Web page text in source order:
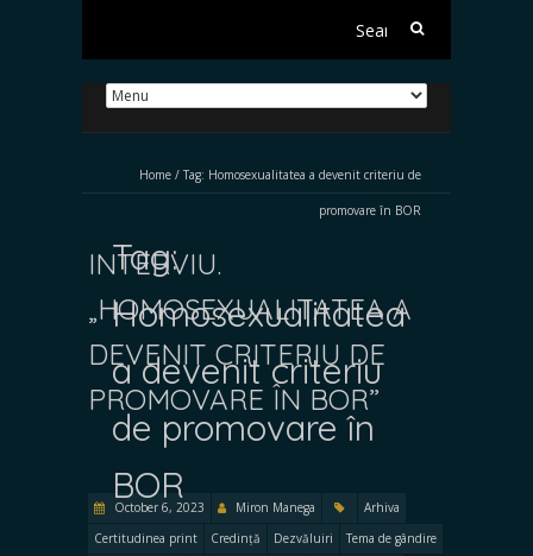
Search
Home / Tag: Homosexualitatea a devenit criteriu de
promovare în BOR
Tag:
Homosexualitatea
a devenit criteriu
de promovare în
BOR
INTERVIU.
„HOMOSEXUALITATEA A
DEVENIT CRITERIU DE
PROMOVARE ÎN BOR”
October 6, 2023 Miron Manega
Arhiva
Certitudinea print
Credință Dezvăluiri
Tema de gândire